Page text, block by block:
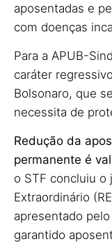
aposentadas e
com doenças
Para a APUB-
caráter
Bolsonaro, que
necessita de
Redução da
permanente é
o STF concluiu o
Extraordinário
apresentado
garantido